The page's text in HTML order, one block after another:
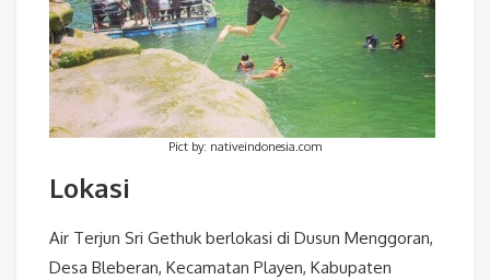
Pict by: nativeindonesia.com
Lokasi
Air Terjun Sri Gethuk berlokasi di Dusun Menggoran,
Desa Bleberan, Kecamatan Playen, Kabupaten